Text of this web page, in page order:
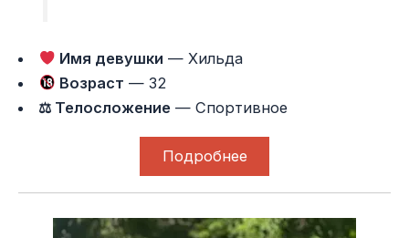
Имя девушки — Хильда
Возраст — 32
⚖ Телосложение — Спортивное
Подробнее